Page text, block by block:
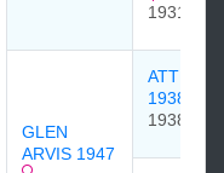
1931
GLEN
ARVIS 1947
1938
1938